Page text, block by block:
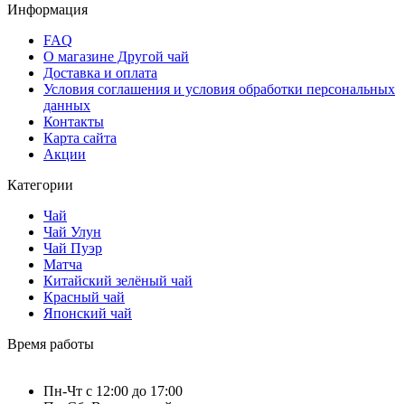
Информация
FAQ
О магазине Другой чай
Доставка и оплата
Условия соглашения и условия обработки персональных
данных
Контакты
Карта сайта
Акции
Категории
Чай
Чай Улун
Чай Пуэр
Матча
Китайский зелёный чай
Красный чай
Японский чай
Время работы
Пн-Чт c 12:00 до 17:00